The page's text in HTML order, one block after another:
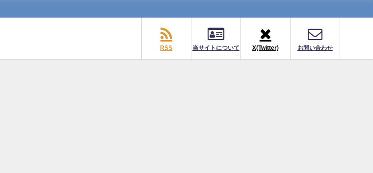
RSS 当サイトについて X(Twitter) お問い合わせ